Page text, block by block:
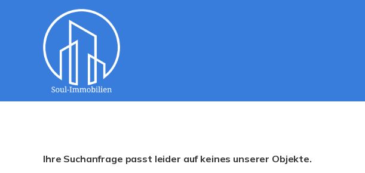
Ihre Suchanfrage passt leider auf keines unserer Objekte.